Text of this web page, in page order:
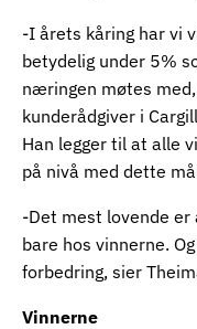
-I årets kåring har vi
betydelig under 5%
næringen møtes
kunderådgiver i
Han legger til at alle
på nivå med dette
-Det mest lovende er
bare hos vinnerne.
forbedring, sier
Vinnerne